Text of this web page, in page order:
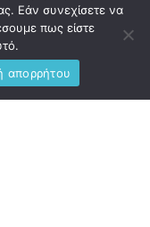
Εάν συνεχίσετε να
πως είστε
απορρήτου